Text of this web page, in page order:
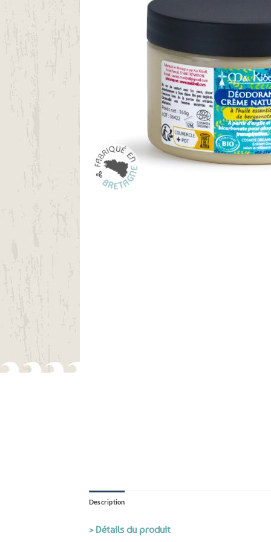
Description
> Détails du produit